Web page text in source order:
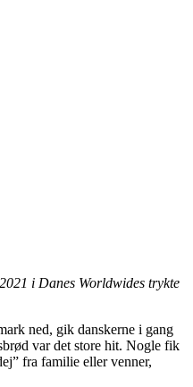
i Danes Worldwides trykte
ned, gik danskerne i gang
var det store hit. Nogle fik
fra familie eller venner,